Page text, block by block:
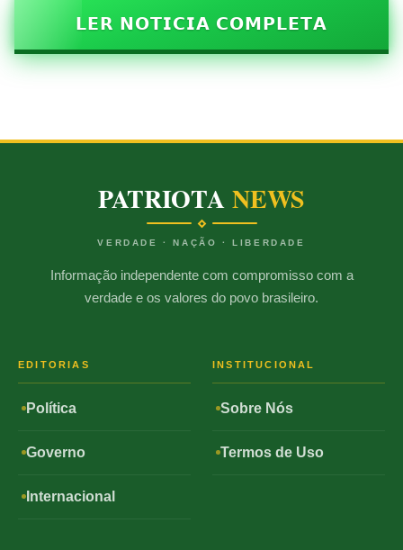
𝗟𝗘𝗥 𝗡𝗢𝗧𝗜𝗖𝗜𝗔 𝗖𝗢𝗠𝗣𝗟𝗘𝗧𝗔
PATRIOTANEWS
VERDADE · NAÇÃO · LIBERDADE
Informação independente com compromisso com a
verdade e os valores do povo brasileiro.
EDITORIAS
Política
Governo
Internacional
INSTITUCIONAL
Sobre Nós
Termos de Uso